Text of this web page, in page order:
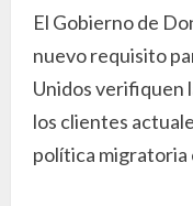
El Gobierno de
nuevo requisito
Unidos verifiquen
los clientes
política migratoria